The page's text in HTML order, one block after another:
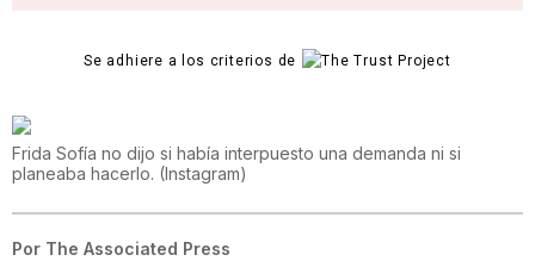
Se adhiere a los criterios de
Frida Sofía no dijo si había interpuesto una demanda ni si
planeaba hacerlo. (Instagram)
Por The Associated Press